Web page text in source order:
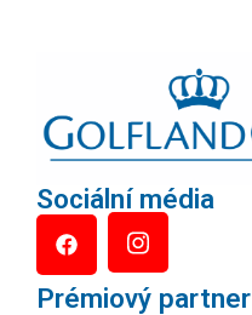
Sociální média
Prémiový partner